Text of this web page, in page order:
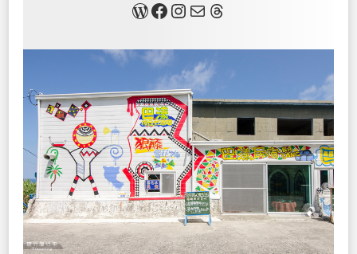
關於我Facebook InstagramMail Threads